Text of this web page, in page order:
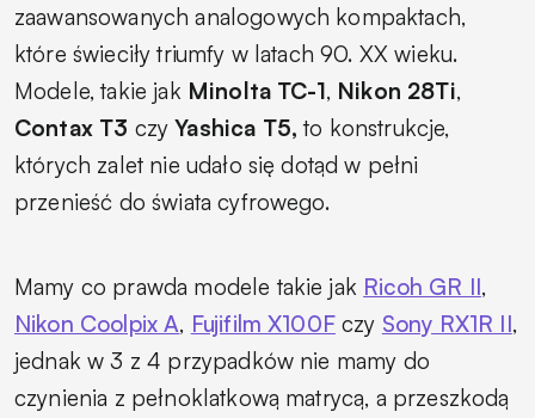
zaawansowanych analogowych kompaktach,
które świeciły triumfy w latach 90. XX wieku.
Modele, takie jak Minolta TC-1, Nikon 28Ti,
Contax T3 czyYashica T5, to konstrukcje,
których zalet nie udało się dotąd w pełni
przenieść do świata cyfrowego.
Mamy co prawda modele takie jak Ricoh GR II,
Nikon Coolpix A, Fujifilm X100Fczy Sony RX1R II,
jednak w 3 z 4 przypadków nie mamy do
czynienia z pełnoklatkową matrycą, a przeszkodą